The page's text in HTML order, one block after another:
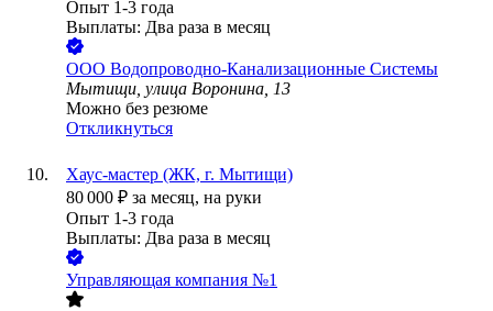
Опыт 1-3 года
Выплаты: Два раза в месяц
ООО Водопроводно-Канализационные Системы
Мытищи, улица Воронина, 13
Можно без резюме
Откликнуться
Хаус-мастер (ЖК, г. Мытищи)
80 000 ₽ за месяц, на руки
Опыт 1-3 года
Выплаты: Два раза в месяц
Управляющая компания №1